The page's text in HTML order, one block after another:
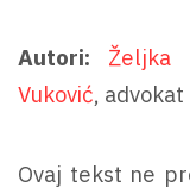
Autori: Željka
Vuković, advokat
Ovaj tekst ne